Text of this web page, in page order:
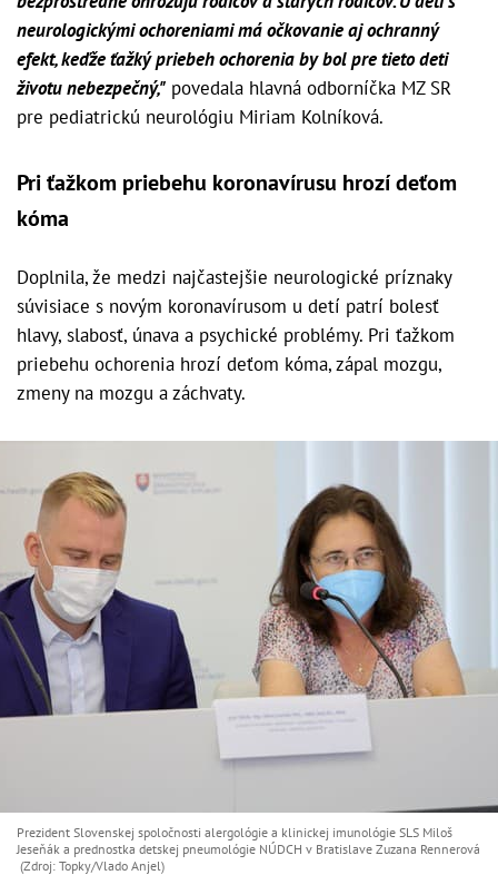
neurologickými ochoreniami má očkovanie aj ochranný
efekt, keďže ťažký priebeh ochorenia by bol pre tieto deti
životu nebezpečný," povedala hlavná odborníčka MZ SR
pre pediatrickú neurológiu Miriam Kolníková.
Pri ťažkom priebehu koronavírusu hrozí deťom
kóma
Doplnila, že medzi najčastejšie neurologické príznaky
súvisiace s novým koronavírusom u detí patrí bolesť
hlavy, slabosť, únava a psychické problémy. Pri ťažkom
priebehu ochorenia hrozí deťom kóma, zápal mozgu,
zmeny na mozgu a záchvaty.
Prezident Slovenskej spoločnosti alergológie a klinickej imunológie SLS Miloš
Jeseňák a prednostka detskej pneumológie NÚDCH v Bratislave Zuzana Rennerová
(Zdroj: Topky/Vlado Anjel)